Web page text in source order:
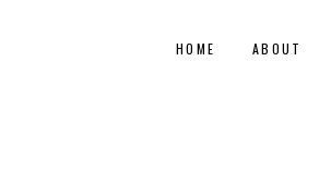
HOME ABOUT